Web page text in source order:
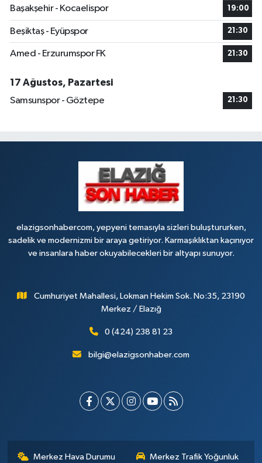
Başakşehir - Kocaelispor
19:00
Beşiktaş - Eyüpspor 21:30
Amed - Erzurumspor FK 21:30
17 Ağustos, Pazartesi
Samsunspor - Göztepe
21:30
elazigsonhabercom, yepyeni temasıyla sizleri buluştururken,
sadelik ve modernizmi bir araya getiriyor. Karmaşıklıktan kaçınıyor
ve insanlara haber okuyabilecekleri bir altyapı sunuyor.
Cumhuriyet Mahallesi, Lokman Hekim Sok. No:35, 23190
Merkez / Elazığ
0 (424) 238 81 23
bilgi@elazigsonhaber.com
Merkez Hava Durumu Merkez Trafik Yoğunluk